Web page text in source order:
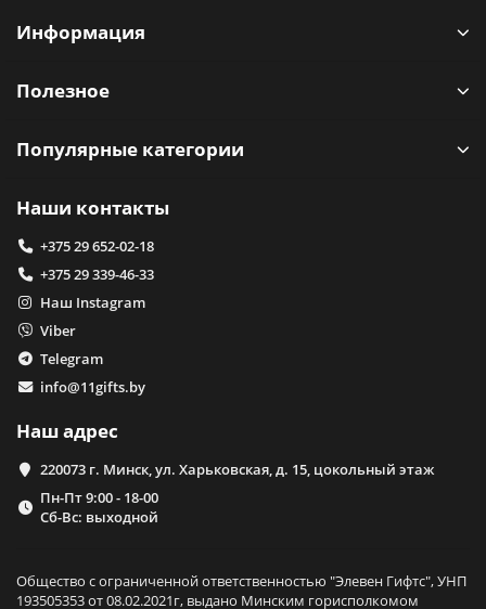
Информация
Полезное
Популярные категории
Наши контакты
+375 29 652-02-18
+375 29 339-46-33
Наш Instagram
Viber
Telegram
info@11gifts.by
Наш адрес
220073 г. Минск, ул. Харьковская, д. 15, цокольный этаж
Пн-Пт 9:00 - 18-00
Сб-Вс: выходной
Общество с ограниченной ответственностью "Элевен Гифтс", УНП
193505353 от 08.02.2021г, выдано Минским горисполкомом